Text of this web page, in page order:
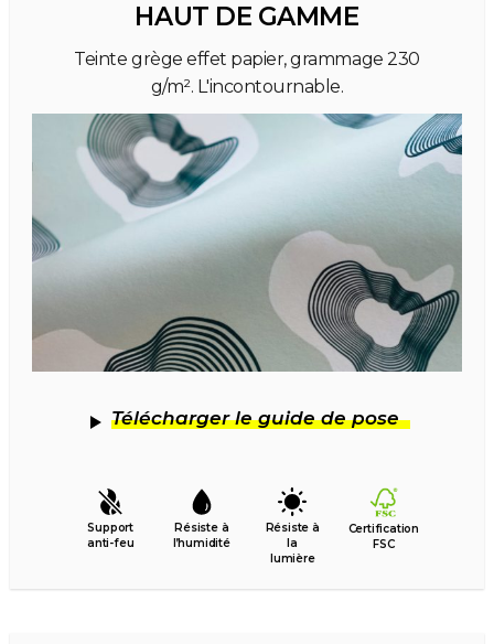
HAUT DE GAMME
Teinte grège effet papier, grammage 230
g/m². L'incontournable.
Télécharger le guide de pose
Support
anti-feu
Résiste à
l’humidité
Résiste à
la
lumière
Certification
FSC